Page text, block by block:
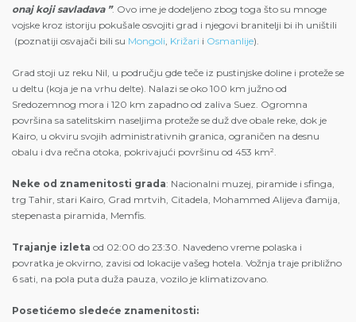
onaj koji savladava ”. Ovo ime je dodeljeno zbog toga što su mnoge
vojske kroz istoriju pokušale osvojiti grad i njegovi branitelji bi ih uništili
(poznatiji osvajači bili su Mongoli Križari i Osmanlije).
Grad stoji uz reku Nil, u području gde teče iz pustinjske doline i proteže se
u deltu (koja je na vrhu delte). Nalazi se oko 100 km južno od
Sredozemnog mora i 120 km zapadno od zaliva Suez. Ogromna
površina sa satelitskim naseljima proteže se duž dve obale reke, dok je
Kairo, u okviru svojih administrativnih granica, ograničen na desnu
obalu i dva rečna otoka, pokrivajući površinu od 453 km².
Neke od znamenitosti grada: Nacionalni muzej, piramide i sfinga,
trg Tahir, stari Kairo, Grad mrtvih, Citadela, Mohammed Alijeva đamija,
stepenasta piramida, Memfis.
Trajanje izleta od 02:00 do 23:30. Navedeno vreme polaska i
povratka je okvirno, zavisi od lokacije vašeg hotela. Vožnja traje približno
6 sati, na pola puta duža pauza, vozilo je klimatizovano.
Posetićemo sledeće znamenitosti: